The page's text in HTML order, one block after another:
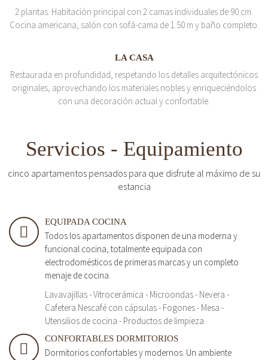
2 plantas. Habitación principal con 2 camas individuales de 90 cm.
Cocina americana, salón con sofá-cama de 1.50 m y baño completo.
LA CASA
Restaurada en profundidad, respetando los detalles arquitectónicos
originales, aprovechando los materiales nobles y enriqueciéndolos
con una decoración actual y confortable.
Servicios - Equipamiento
cinco apartamentos pensados para que disfrute al máximo de su
estancia
EQUIPADA COCINA
Todos los apartamentos disponen de una moderna y
funcional cocina, totalmente equipada con
electrodomésticos de primeras marcas y un completo
menaje de cocina.
Lavavajillas - Vitrocerámica - Microondas - Nevera -
Cafetera Nescafé con cápsulas - Fogones - Mesa -
Utensilios de cocina - Productos de limpieza
CONFORTABLES DORMITORIOS
Dormitorios confortables y modernos. Un ambiente